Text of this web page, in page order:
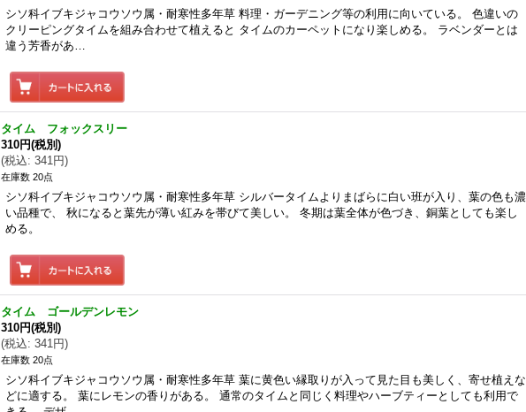
シソ科イブキジャコウソウ属・耐寒性多年草 料理・ガーデニング等の利用に向いている。 色違いの
クリーピングタイムを組み合わせて植えると タイムのカーペットになり楽しめる。 ラベンダーとは
違う芳香があ…
タイム フォックスリー
310円(税別)
(税込: 341円)
在庫数 20点
シソ科イブキジャコウソウ属・耐寒性多年草 シルバータイムよりまばらに白い班が入り、葉の色も濃
い品種で、 秋になると葉先が薄い紅みを帯びて美しい。 冬期は葉全体が色づき、銅葉としても楽し
める。
タイム ゴールデンレモン
310円(税別)
(税込: 341円)
在庫数 20点
シソ科イブキジャコウソウ属・耐寒性多年草 葉に黄色い縁取りが入って見た目も美しく、寄せ植えな
どに適する。 葉にレモンの香りがある。 通常のタイムと同じく料理やハーブティーとしても利用で